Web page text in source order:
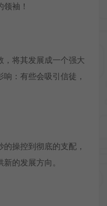
袖！
，将其发展成一个强大
：有些会吸引信徒，
操控到彻底的支配，
的发展方向。